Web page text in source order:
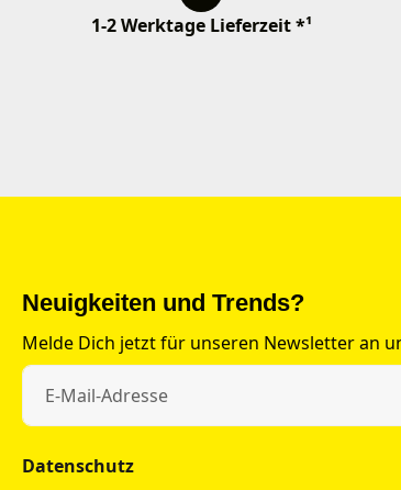
1-2 Werktage Lieferzeit *¹
Neuigkeiten und Trends?
Melde Dich jetzt für unseren Newsletter an
Datenschutz